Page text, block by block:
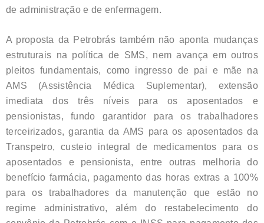
de administração e de enfermagem.
A proposta da Petrobrás também não aponta mudanças
estruturais na política de SMS, nem avança em outros
pleitos fundamentais, como ingresso de pai e mãe na
AMS (Assistência Médica Suplementar), extensão
imediata dos três níveis para os aposentados e
pensionistas, fundo garantidor para os trabalhadores
terceirizados, garantia da AMS para os aposentados da
Transpetro, custeio integral de medicamentos para os
aposentados e pensionista, entre outras melhoria do
benefício farmácia, pagamento das horas extras a 100%
para os trabalhadores da manutenção que estão no
regime administrativo, além do restabelecimento do